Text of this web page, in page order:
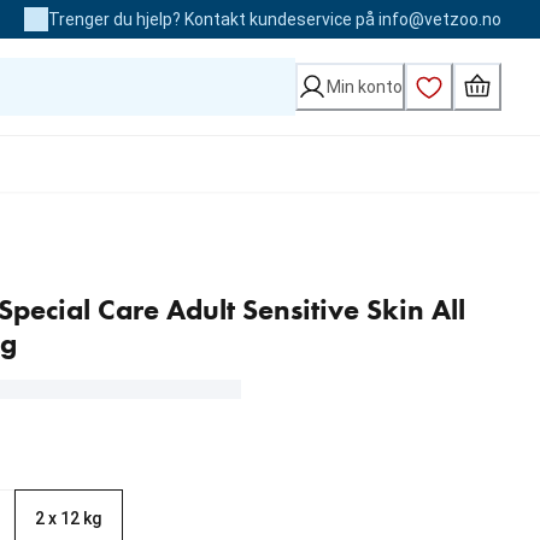
Trenger du hjelp? Kontakt kundeservice på info@vetzoo.no
Min konto
Care Adult Sensitive Skin All
2 x 12 kg